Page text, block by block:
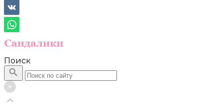
Поиск